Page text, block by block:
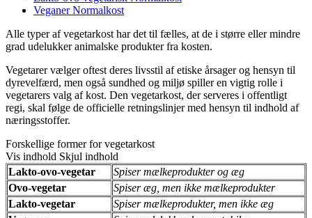
Veganer Normalkost
Alle typer af vegetarkost har det til fælles, at de i større eller mindre
grad udelukker animalske produkter fra kosten.
Vegetarer vælger oftest deres livsstil af etiske årsager og hensyn til
dyrevelfærd, men også sundhed og miljø spiller en vigtig rolle i
vegetarers valg af kost. Den vegetarkost, der serveres i offentligt
regi, skal følge de officielle retningslinjer med hensyn til indhold af
næringsstoffer.
Forskellige former for vegetarkost
Vis indhold Skjul indhold
Lakto-ovo-vegetar
Spiser mælkeprodukter og æg
Ovo-vegetar
Spiser æg, men ikke mælkeprodukter
Lakto-vegetar
Spiser mælkeprodukter, men ikke æg